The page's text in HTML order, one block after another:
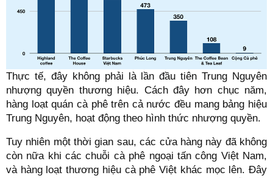
Thực tế, đây không phải là lần đầu tiên Trung Nguyên
nhượng quyền thương hiệu. Cách đây hơn chục năm,
hàng loạt quán cà phê trên cả nước đều mang bảng hiệu
Trung Nguyên, hoạt động theo hình thức nhượng quyền.
Tuy nhiên một thời gian sau, các cửa hàng này đã không
còn nữa khi các chuỗi cà phê ngoại tấn công Việt Nam,
và hàng loạt thương hiệu cà phê Việt khác mọc lên. Đây